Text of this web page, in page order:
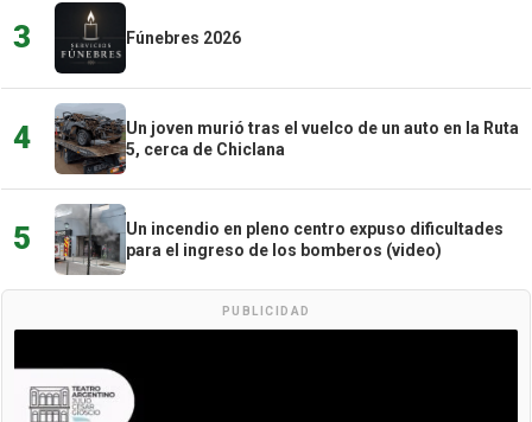
3 Fúnebres 2026
4
Un joven murió tras el vuelco de un auto en la Ruta
5, cerca de Chiclana
5
Un incendio en pleno centro expuso dificultades
para el ingreso de los bomberos (video)
PUBLICIDAD